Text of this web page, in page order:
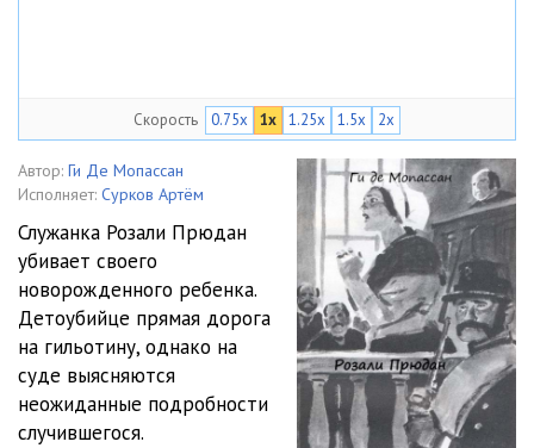
Скорость 0.75x 1x 1.25x 1.5x 2x
Автор: Ги Де Мопассан
Исполняет: Сурков Артём
Служанка Розали Прюдан
убивает своего
новорожденного ребенка.
Детоубийце прямая дорога
на гильотину, однако на
суде выясняются
неожиданные подробности
случившегося.